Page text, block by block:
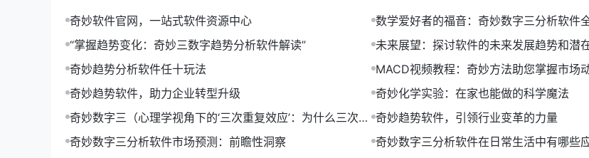
奇妙软件官网，一站式软件资源中心
数学爱好者的福音：奇妙数字三分析软件
“掌握趋势变化：奇妙三数字趋势分析软件解读”
未来展望：探讨软件的未来发展趋势和潜在
奇妙趋势分析软件任十玩法
MACD视频教程：奇妙方法助您掌握市场
奇妙趋势软件，助力企业转型升级
奇妙化学实验：在家也能做的科学魔法
奇妙数字三（心理学视角下的‘三次重复效应’：为什么三次是
形成记忆的关键）
奇妙趋势软件，引领行业变革的力量
奇妙数字三分析软件市场预测：前瞻性洞察
奇妙数字三分析软件在日常生活中有哪些